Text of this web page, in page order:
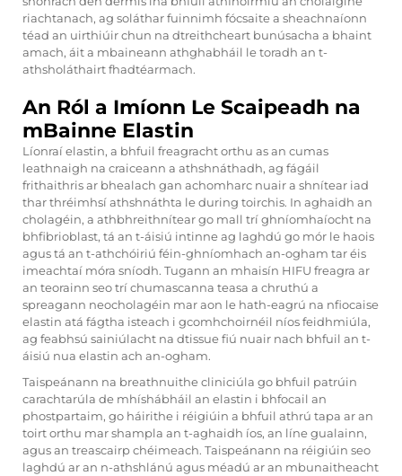
riachtanach, ag soláthar fuinnimh fócsaite a sheachnaíonn
téad an uirthiúir chun na dtreithcheart bunúsacha a bhaint
amach, áit a mbaineann athghabháil le toradh an t-
athsholáthairt fhadtéarmach.
An Ról a Imíonn Le Scaipeadh na
mBainne Elastin
Líonraí elastin, a bhfuil freagracht orthu as an cumas
leathnaigh na craiceann a athshnáthadh, ag fágáil
frithaithris ar bhealach gan achomharc nuair a shnítear iad
thar thréimhsí athshnáthta le during toirchis. In aghaidh an
cholagéin, a athbhreithnítear go mall trí ghníomhaíocht na
bhfibrioblast, tá an t-áisiú intinne ag laghdú go mór le haois
agus tá an t-athchóiriú féin-ghníomhach an-ogham tar éis
imeachtaí móra sníodh. Tugann an mhaisín HIFU freagra ar
an teorainn seo trí chumascanna teasa a chruthú a
spreagann neocholagéin mar aon le hath-eagrú na nfiocaise
elastin atá fágtha isteach i gcomhchoirnéil níos feidhmiúla,
ag feabhsú sainiúlacht na dtissue fiú nuair nach bhfuil an t-
áisiú nua elastin ach an-ogham.
Taispeánann na breathnuithe cliniciúla go bhfuil patrúin
carachtarúla de mhíshábháil an elastin i bhfocail an
phostpartaim, go háirithe i réigiúin a bhfuil athrú tapa ar an
toirt orthu mar shampla an t-aghaidh íos, an líne gualainn,
agus an treascairp chéimeach. Taispeánann na réigiúin seo
laghdú ar an n-athshlánú agus méadú ar an mbunaitheacht